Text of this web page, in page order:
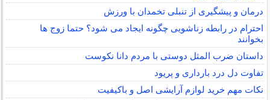
درمان و پیشگیری از تنبلی تخمدان با ورزش
احترام در رابطه زناشویی چگونه ایجاد می شود؟ حتما زوج ها
بخوانند
داستان ضرب المثل دوستی با مردم دانا نكوست
تفاوت دل درد بارداری و پریود
نکات مهم خرید لوازم آرایشی اصل و باکیفیت